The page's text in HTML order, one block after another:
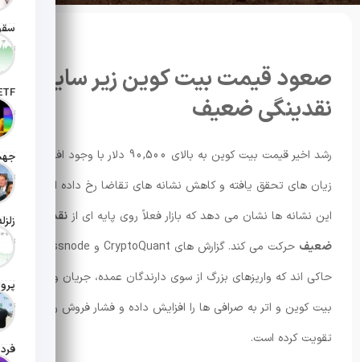
تاریخ
تاریخ
تاریخ
تاریخ
تاریخ
صعود قیمت بیت کوین زیر سایه
نقدینگی ضعیف
رشد اخیر قیمت بیت کوین به بالای 90,500 دلار با وجود افزایش
زیان های تحقق یافته و کاهش نشانه های تقاضا رخ داده است؛
این نشانه ها نشان می دهد که بازار فعلاً روی پایه ای از نقدینگی
ضعیف
حرکت می کند. گزارش های CryptoQuant و Glassnode
حاکی اند که واریزهای بزرگ از سوی دارندگان عمده، جریان ورودی
بیت کوین و اتر به صرافی ها را افزایش داده و فشار فروش را
تقویت کرده است.